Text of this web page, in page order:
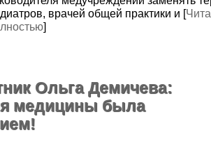
врачей общей практики и [
]
Ольга Демичева:
медицины была